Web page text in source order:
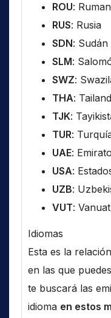
ROU:
RUS: Rusia
SDN: Sudán
SLM:
SWZ:
THA:
TJK:
TUR:
UAE:
USA:
UZB:
VUT:
Idiomas
Esta es la
en las que
te buscará las
idioma en estos